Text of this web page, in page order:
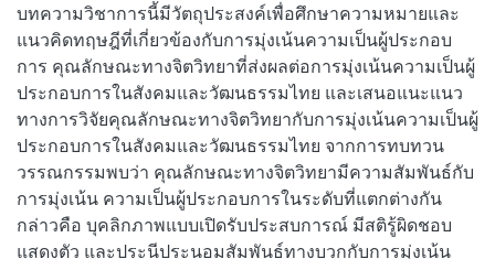
บทความวิชาการนี้มีวัตถุประสงค์เพื่อศึกษาความหมายและ
แนวคิดทฤษฎีที่เกี่ยวข้องกับการมุ่งเน้นความเป็นผู้ประกอบ
การ คุณลักษณะทางจิตวิทยาที่ส่งผลต่อการมุ่งเน้นความเป็นผู้
ประกอบการในสังคมและวัฒนธรรมไทย และเสนอแนะแนว
ทางการวิจัยคุณลักษณะทางจิตวิทยากับการมุ่งเน้นความเป็นผู้
ประกอบการในสังคมและวัฒนธรรมไทย จากการทบทวน
วรรณกรรมพบว่า คุณลักษณะทางจิตวิทยามีความสัมพันธ์กับ
การมุ่งเน้น ความเป็นผู้ประกอบการในระดับที่แตกต่างกัน
กล่าวคือ บุคลิกภาพแบบเปิดรับประสบการณ์ มีสติรู้ผิดชอบ
แสดงตัว และประนีประนอมสัมพันธ์ทางบวกกับการมุ่งเน้น